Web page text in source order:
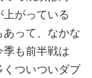
上がっている
って、なかな
も前半戦は
ついついダブ